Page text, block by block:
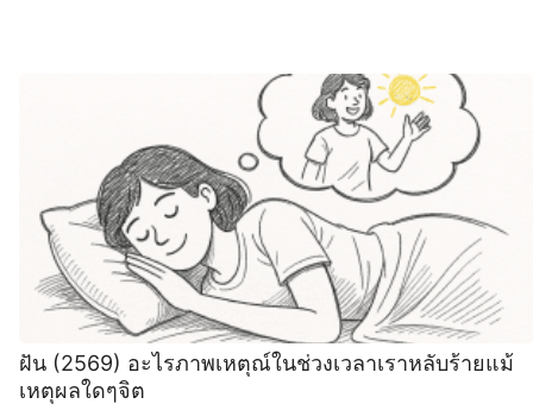
ฝัน (2569) อะไรภาพเหตุณ์ในช่วงเวลาเราหลับร้ายแม้
เหตุผลใดๆจิต